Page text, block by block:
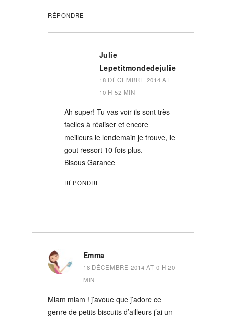
RÉPONDRE
Julie
Lepetitmondedejulie
18 DÉCEMBRE 2014 AT
10 H 52 MIN
Ah super! Tu vas voir ils sont très
faciles à réaliser et encore
meilleurs le lendemain je trouve, le
gout ressort 10 fois plus.
Bisous Garance
RÉPONDRE
Emma
18 DÉCEMBRE 2014 AT 0 H 20
MIN
Miam miam ! j’avoue que j’adore ce
genre de petits biscuits d’ailleurs j’ai un